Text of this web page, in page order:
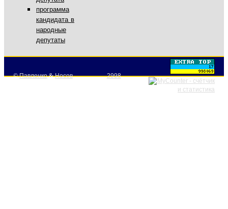
программа
кандидата в
народные
депутаты
©Павленко&Носов 2998